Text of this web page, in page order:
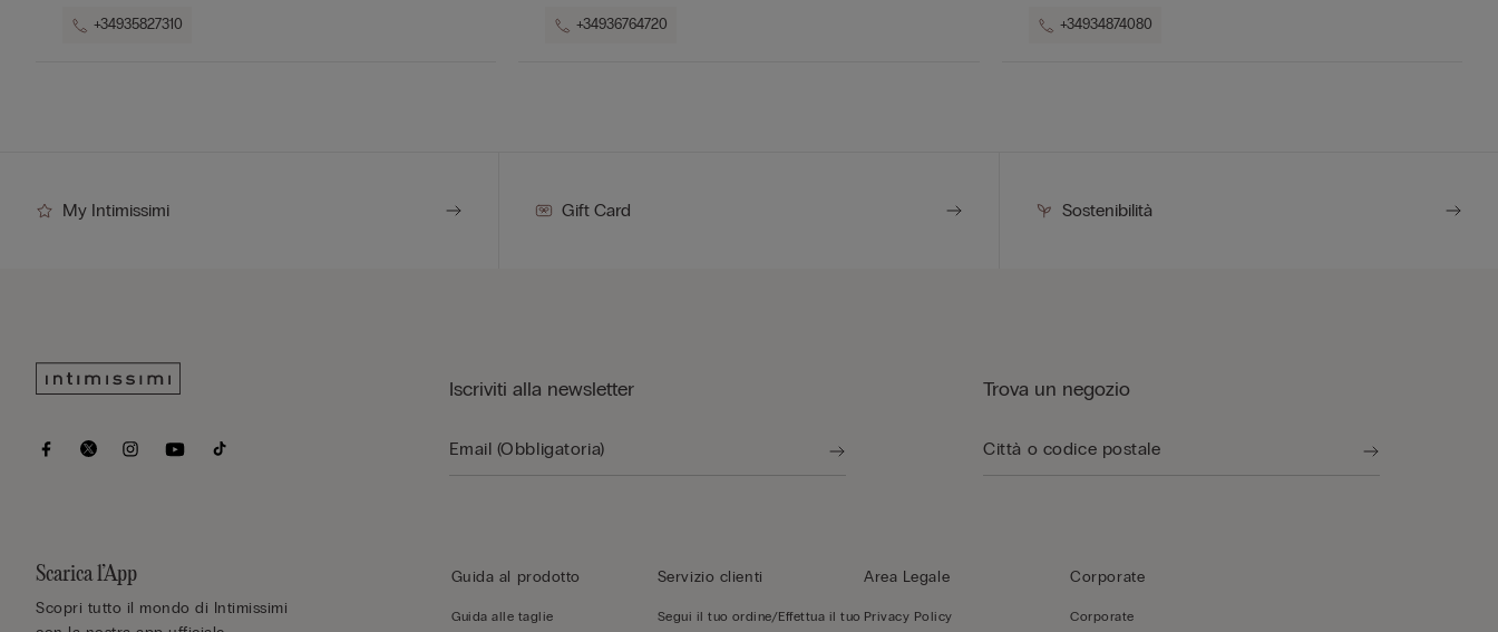
+34935827310 +34936764720 +34934874080
My Intimissimi Gift Card Sostenibilità
Scarica l’App
Scopri tutto il mondo di Intimissimi
Iscriviti alla newsletter Trova un negozio
Guida al prodotto
Guida alle taglie
Servizio clienti
Segui il tuo ordine/Effettua il tuo
Area Legale
Privacy Policy
Corporate
Corporate